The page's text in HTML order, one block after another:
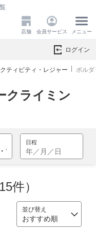
店舗 会員サービス メニュー
ログイン
ティビティ・レジャー ボルダ
クライミン
件）